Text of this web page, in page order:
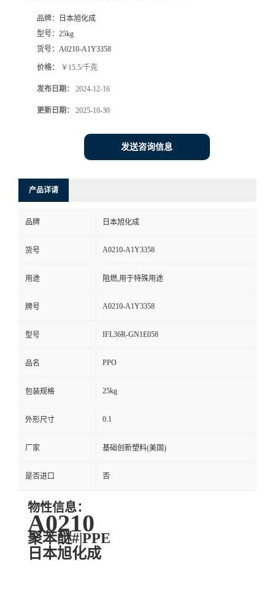
品牌：
日本旭化成
型号： 25kg
货号： A0210-A1Y3358
价格： ￥15.5/千克
发布日期： 2024-12-16
更新日期： 2025-10-30
发送咨询信息
产品详请
品牌 日本旭化成
货号 A0210-A1Y3358
用途 阻燃,用于特殊用途
牌号 A0210-A1Y3358
型号 IFL36R-GN1E058
品名 PPO
包装规格 25kg
外形尺寸 0.1
厂家 基础创新塑料(美国)
是否进口 否
物性信息：
A0210
聚苯醚#|PPE
日本旭化成